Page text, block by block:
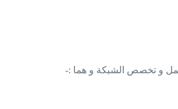
لعمل و تخصص الشبكة و هما :-